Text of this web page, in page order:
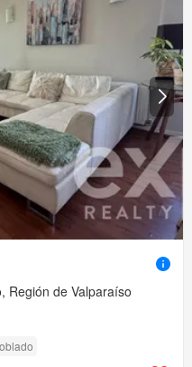
Región de Valparaíso